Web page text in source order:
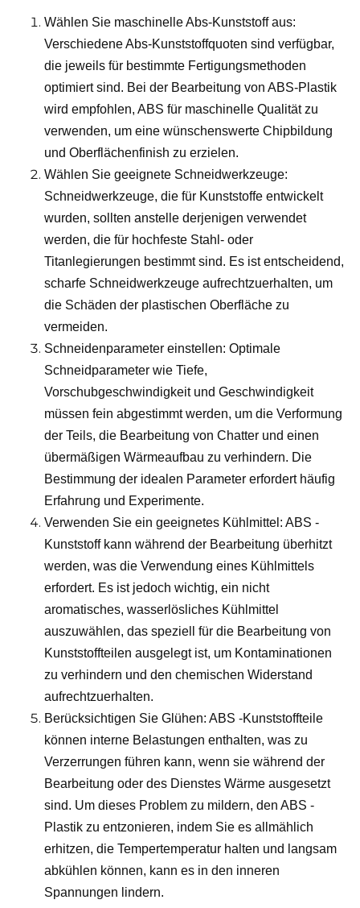
Wählen Sie maschinelle Abs-Kunststoff aus:
Verschiedene Abs-Kunststoffquoten sind verfügbar,
die jeweils für bestimmte Fertigungsmethoden
optimiert sind. Bei der Bearbeitung von ABS-Plastik
wird empfohlen, ABS für maschinelle Qualität zu
verwenden, um eine wünschenswerte Chipbildung
und Oberflächenfinish zu erzielen.
Wählen Sie geeignete Schneidwerkzeuge:
Schneidwerkzeuge, die für Kunststoffe entwickelt
wurden, sollten anstelle derjenigen verwendet
werden, die für hochfeste Stahl- oder
Titanlegierungen bestimmt sind. Es ist entscheidend,
scharfe Schneidwerkzeuge aufrechtzuerhalten, um
die Schäden der plastischen Oberfläche zu
vermeiden.
Schneidenparameter einstellen: Optimale
Schneidparameter wie Tiefe,
Vorschubgeschwindigkeit und Geschwindigkeit
müssen fein abgestimmt werden, um die Verformung
der Teils, die Bearbeitung von Chatter und einen
übermäßigen Wärmeaufbau zu verhindern. Die
Bestimmung der idealen Parameter erfordert häufig
Erfahrung und Experimente.
Verwenden Sie ein geeignetes Kühlmittel: ABS -
Kunststoff kann während der Bearbeitung überhitzt
werden, was die Verwendung eines Kühlmittels
erfordert. Es ist jedoch wichtig, ein nicht
aromatisches, wasserlösliches Kühlmittel
auszuwählen, das speziell für die Bearbeitung von
Kunststoffteilen ausgelegt ist, um Kontaminationen
zu verhindern und den chemischen Widerstand
aufrechtzuerhalten.
Berücksichtigen Sie Glühen: ABS -Kunststoffteile
können interne Belastungen enthalten, was zu
Verzerrungen führen kann, wenn sie während der
Bearbeitung oder des Dienstes Wärme ausgesetzt
sind. Um dieses Problem zu mildern, den ABS -
Plastik zu entzonieren, indem Sie es allmählich
erhitzen, die Tempertemperatur halten und langsam
abkühlen können, kann es in den inneren
Spannungen lindern.